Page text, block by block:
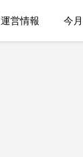
運営情報 今